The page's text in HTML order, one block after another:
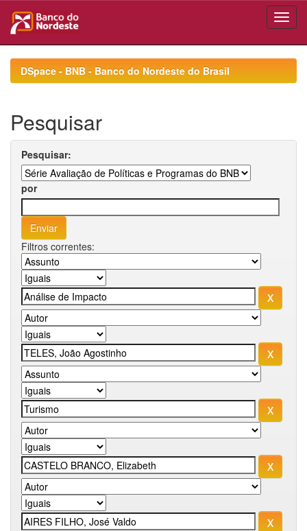
navigationDSpace - BNB - Banco do Nordeste do Brasil
Pesquisar
Pesquisar:
por
Filtros correntes: